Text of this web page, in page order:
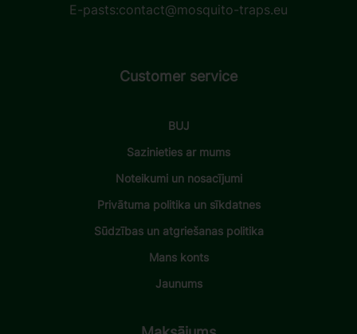
E-pasts:contact@mosquito-traps.eu
Customer service
BUJ
Sazinieties ar mums
Noteikumi un nosacījumi
Privātuma politika un sīkdatnes
Sūdzības un atgriešanas politika
Mans konts
Jaunums